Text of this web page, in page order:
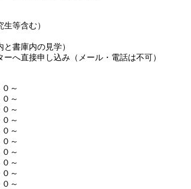
等含む）
書庫内の見学）
へ直接申し込み（メール・電話は不可）
～
～
～
～
～
～
～
～
～
～